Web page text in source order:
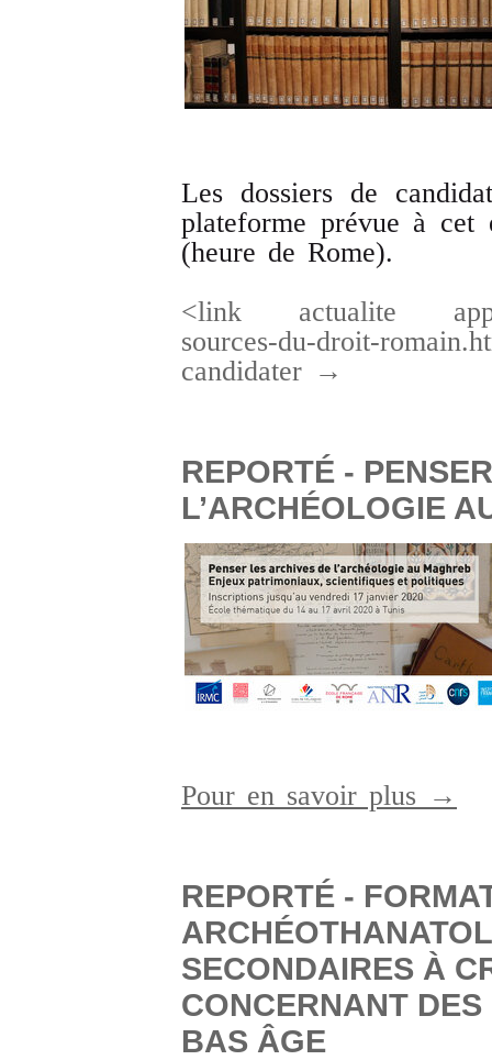
Les dossiers de
plateforme prévue à
(heure de Rome).
<link actualite appel-
sources-du-droit-
candidater →
REPORTÉ -
L’ARCHÉOLOGIE
Pour en savoir plus →
REPORTÉ -
SECONDAIRES À
CONCERNANT
BAS ÂGE